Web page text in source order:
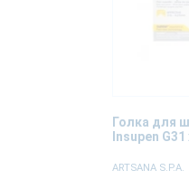
Голка для
Insupen
ARTSANA S.P.A.